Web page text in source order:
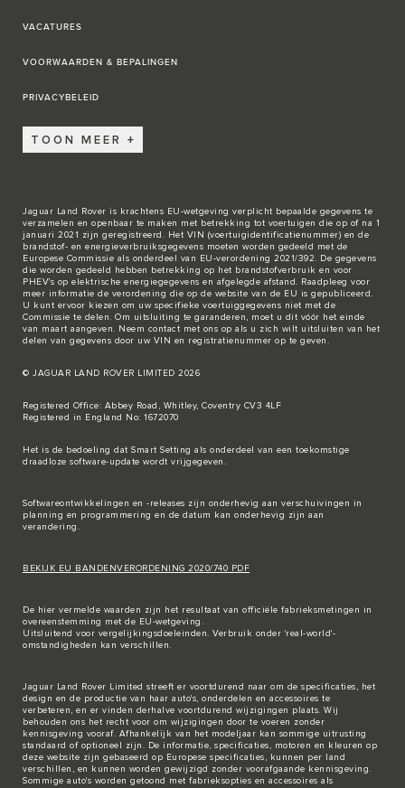
VACATURES
VOORWAARDEN & BEPALINGEN
PRIVACYBELEID
TOON MEER
Jaguar Land Rover is krachtens EU-wetgeving verplicht bepaalde gegevens te
verzamelen en openbaar te maken met betrekking tot voertuigen die op of na 1
januari 2021 zijn geregistreerd. Het VIN (voertuigidentificatienummer) en de
brandstof- en energieverbruiksgegevens moeten worden gedeeld met de
Europese Commissie als onderdeel van EU-verordening 2021/392. De gegevens
die worden gedeeld hebben betrekking op het brandstofverbruik en voor
PHEV's op elektrische energiegegevens en afgelegde afstand. Raadpleeg voor
meer informatie de verordening die op de website van de EU is gepubliceerd.
U kunt ervoor kiezen om uw specifieke voertuiggegevens niet met de
Commissie te delen. Om uitsluiting te garanderen, moet u dit vóór het einde
van maart aangeven. Neem contact met ons op als u zich wilt uitsluiten van het
delen van gegevens door uw VIN en registratienummer op te geven.
© JAGUAR LAND ROVER LIMITED 2026
Registered Office: Abbey Road, Whitley, Coventry CV3 4LF
Registered in England No: 1672070
Het is de bedoeling dat Smart Setting als onderdeel van een toekomstige
draadloze software-update wordt vrijgegeven.
Softwareontwikkelingen en -releases zijn onderhevig aan verschuivingen in
planning en programmering en de datum kan onderhevig zijn aan
verandering.
BEKIJK EU BANDENVERORDENING 2020/740 PDF
De hier vermelde waarden zijn het resultaat van officiële fabrieksmetingen in
overeenstemming met de EU-wetgeving.
Uitsluitend voor vergelijkingsdoeleinden. Verbruik onder 'real-world'-
omstandigheden kan verschillen.
Jaguar Land Rover Limited streeft er voortdurend naar om de specificaties, het
design en de productie van haar auto's, onderdelen en accessoires te
verbeteren, en er vinden derhalve voortdurend wijzigingen plaats. Wij
behouden ons het recht voor om wijzigingen door te voeren zonder
kennisgeving vooraf. Afhankelijk van het modeljaar kan sommige uitrusting
standaard of optioneel zijn. De informatie, specificaties, motoren en kleuren op
deze website zijn gebaseerd op Europese specificaties, kunnen per land
verschillen, en kunnen worden gewijzigd zonder voorafgaande kennisgeving.
Sommige auto's worden getoond met fabrieksopties en accessoires als